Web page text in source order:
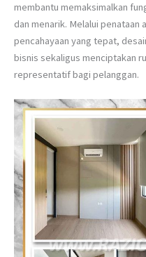
membantu memaksimalkan
dan menarik. Melalui penataan
pencahayaan yang tepat,
bisnis sekaligus menciptakan
representatif bagi pelanggan.